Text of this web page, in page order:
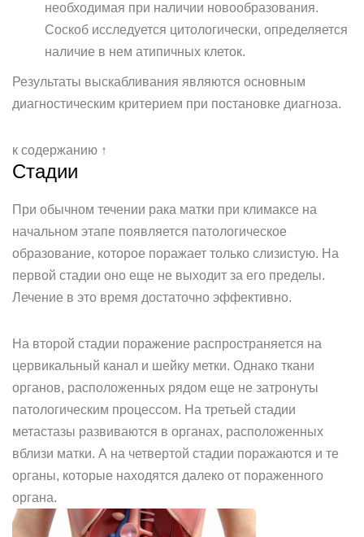
необходимая при наличии новообразования.
Соскоб исследуется цитологически, определяется
наличие в нем атипичных клеток.
Результаты выскабливания являются основным
диагностическим критерием при постановке диагноза.
к содержанию ↑
Стадии
При обычном течении рака матки при климаксе на
начальном этапе появляется патологическое
образование, которое поражает только слизистую. На
первой стадии оно еще не выходит за его пределы.
Лечение в это время достаточно эффективно.
На второй стадии поражение распространяется на
цервикальный канал и шейку метки. Однако ткани
органов, расположенных рядом еще не затронуты
патологическим процессом. На третьей стадии
метастазы развиваются в органах, расположенных
вблизи матки. А на четвертой стадии поражаются и те
органы, которые находятся далеко от пораженного
органа.